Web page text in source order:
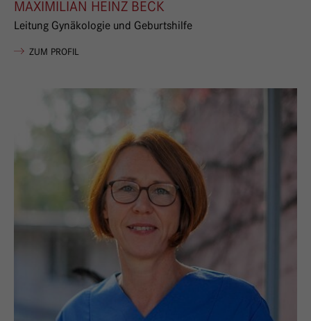
MAXIMILIAN HEINZ BECK
Leitung Gynäkologie und Geburtshilfe
ZUM PROFIL